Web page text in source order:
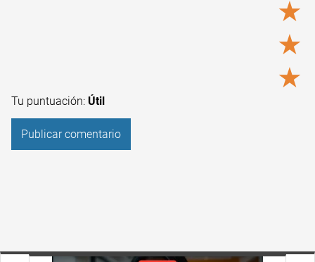
★
★
★
Tu puntuación: Útil